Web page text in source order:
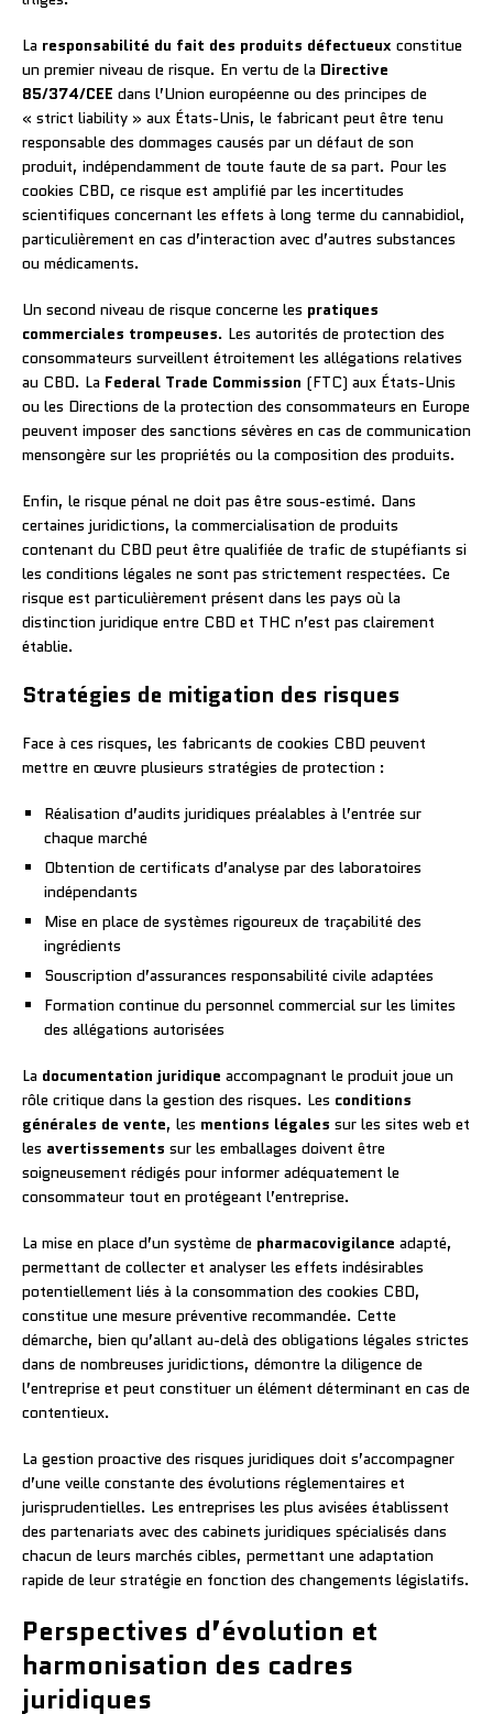
La responsabilité du fait des produits défectueux constitue
un premier niveau de risque. En vertu de la Directive
85/374/CEE dans l’Union européenne ou des principes de
« strict liability » aux États-Unis, le fabricant peut être tenu
responsable des dommages causés par un défaut de son
produit, indépendamment de toute faute de sa part. Pour les
cookies CBD, ce risque est amplifié par les incertitudes
scientifiques concernant les effets à long terme du cannabidiol,
particulièrement en cas d’interaction avec d’autres substances
ou médicaments.
Un second niveau de risque concerne les pratiques
commerciales trompeuses. Les autorités de protection des
consommateurs surveillent étroitement les allégations relatives
au CBD. La Federal Trade Commission (FTC) aux États-Unis
ou les Directions de la protection des consommateurs en Europe
peuvent imposer des sanctions sévères en cas de communication
mensongère sur les propriétés ou la composition des produits.
Enfin, le risque pénal ne doit pas être sous-estimé. Dans
certaines juridictions, la commercialisation de produits
contenant du CBD peut être qualifiée de trafic de stupéfiants si
les conditions légales ne sont pas strictement respectées. Ce
risque est particulièrement présent dans les pays où la
distinction juridique entre CBD et THC n’est pas clairement
établie.
Stratégies de mitigation des risques
Face à ces risques, les fabricants de cookies CBD peuvent
mettre en œuvre plusieurs stratégies de protection :
Réalisation d’audits juridiques préalables à l’entrée sur
chaque marché
Obtention de certificats d’analyse par des laboratoires
indépendants
Mise en place de systèmes rigoureux de traçabilité des
ingrédients
Souscription d’assurances responsabilité civile adaptées
Formation continue du personnel commercial sur les limites
des allégations autorisées
La documentation juridique accompagnant le produit joue un
rôle critique dans la gestion des risques. Les conditions
générales de vente, les mentions légales sur les sites web et
les avertissements sur les emballages doivent être
soigneusement rédigés pour informer adéquatement le
consommateur tout en protégeant l’entreprise.
La mise en place d’un système de pharmacovigilance adapté,
permettant de collecter et analyser les effets indésirables
potentiellement liés à la consommation des cookies CBD,
constitue une mesure préventive recommandée. Cette
démarche, bien qu’allant au-delà des obligations légales strictes
dans de nombreuses juridictions, démontre la diligence de
l’entreprise et peut constituer un élément déterminant en cas de
contentieux.
La gestion proactive des risques juridiques doit s’accompagner
d’une veille constante des évolutions réglementaires et
jurisprudentielles. Les entreprises les plus avisées établissent
des partenariats avec des cabinets juridiques spécialisés dans
chacun de leurs marchés cibles, permettant une adaptation
rapide de leur stratégie en fonction des changements législatifs.
Perspectives d’évolution et
harmonisation des cadres
juridiques